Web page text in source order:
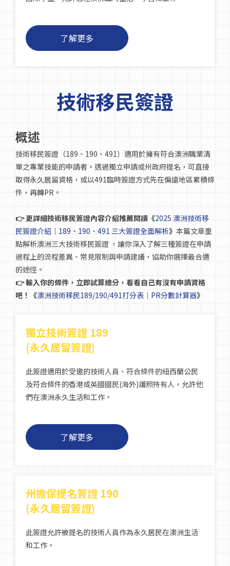
了解更多
技術移民簽證
概述
技術移民簽證（189、190、491）適用於擁有符合澳洲職業清
單之專業技能的申請者。透過獨立申請或州政府提名，可直接
取得永久居留資格，或以491臨時簽證方式先在偏遠地區累積條
件，再轉PR。
👉 更詳細技術移民簽證內容介紹推薦閱讀《2025 澳洲技術移
民簽證介紹｜189、190、491 三大簽證全面解析》 本篇文章重
點解析澳洲三大技術移民簽證 ，讓你深入了解三種簽證在申請
過程上的流程差異、常見限制與申請建議，協助你選擇最合適
的途徑。
👉 輸入你的條件，立即試算總分，看看自己有沒有申請資格
吧！ 《澳洲技術移民189/190/491打分表｜PR分數計算器》
獨立技術簽證 189
(永久居留簽證)
此簽證適用於受邀的技術人員、符合條件的紐西蘭公民
及符合條件的香港或英國國民(海外)護照持有人，允許他
們在澳洲永久生活和工作。
了解更多
州擔保提名簽證 190
(永久居留簽證)
此簽證允許被提名的技術人員作為永久居民在澳洲生活
和工作。